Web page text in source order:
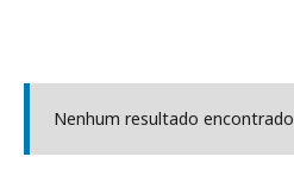
Nenhum resultado encontrado